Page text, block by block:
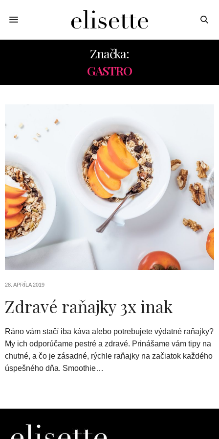
Značka:
GASTRO
28. APRÍLA 2019
Zdravé raňajky 3x inak
Ráno vám stačí iba káva alebo potrebujete výdatné raňajky?
My ich odporúčame pestré a zdravé. Prinášame vám tipy na
chutné, a čo je zásadné, rýchle raňajky na začiatok každého
úspešného dňa. Smoothie…